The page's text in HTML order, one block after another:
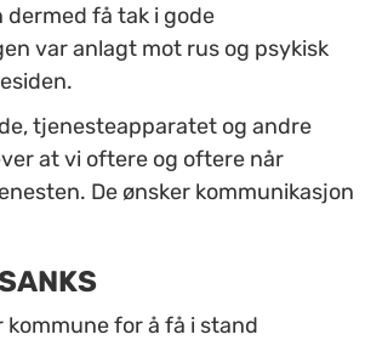
få tak i gode
var anlagt mot rus og psykisk
tjenesteapparatet og andre
at vi oftere og oftere når
De ønsker kommunikasjon
for å få i stand